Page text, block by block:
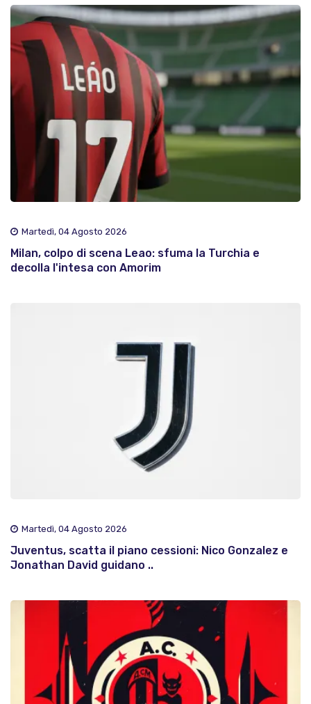
Martedì, 04 Agosto 2026
Milan, colpo di scena Leao: sfuma la Turchia e
decolla l'intesa con Amorim
Martedì, 04 Agosto 2026
Juventus, scatta il piano cessioni: Nico Gonzalez e
Jonathan David guidano ..